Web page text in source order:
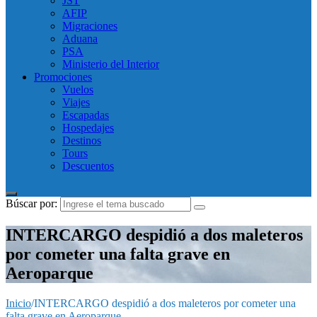
AFIP
Migraciones
Aduana
PSA
Ministerio del Interior
Promociones
Vuelos
Viajes
Escapadas
Hospedajes
Destinos
Tours
Descuentos
Búscar por:
INTERCARGO despidió a dos maleteros
por cometer una falta grave en
Aeroparque
Inicio/INTERCARGO despidió a dos maleteros por cometer una